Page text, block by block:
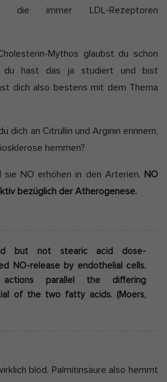
die immer LDL-Rezeptoren
Mythos glaubst du schon
du hast das ja studiert und bist
dich also bestens mit dem Thema
dich an Citrullin und Arginin erinnern,
hemmen?
sie NO erhöhen in den Arterien. NO
bezüglich der Atherogenese.
but not stearic acid dose-
NO-release by endothelial cells.
actions parallel the differing
of the two fatty acids. (Moers,
blöd. Palmitinsäure also hemmt